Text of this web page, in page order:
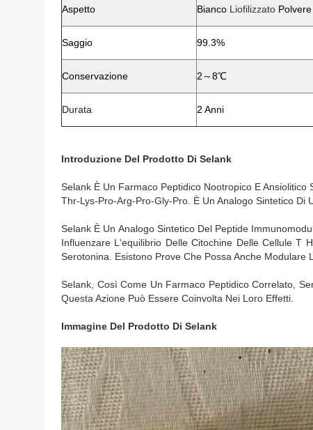
Aspetto Bianco Liofilizzato Polvere
Saggio 99.3%
Conservazione 2～8℃
Durata 2 Anni
Introduzione Del Prodotto Di Selank
Selank È Un Farmaco Peptidico Nootropico E
Thr-Lys-Pro-Arg-Pro-Gly-Pro. È Un Analogo Sintetico Di
Selank È Un Analogo Sintetico Del Peptide
Influenzare L'equilibrio Delle Citochine Delle Cellule T
Serotonina. Esistono Prove Che Possa Anche
Selank, Così Come Un Farmaco Peptidico Correlato,
Questa Azione Può Essere Coinvolta Nei Loro Effetti.
Immagine Del Prodotto Di Selank